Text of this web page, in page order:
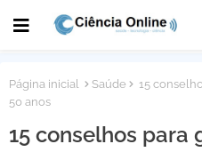
Página inicial Saúde
15
50 anos
15 conselhos para